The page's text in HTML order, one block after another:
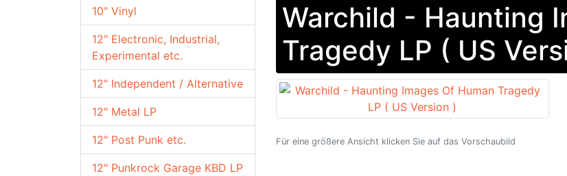
10" Vinyl
12" Electronic, Industrial,
Experimental etc.
12" Independent / Alternative
12" Metal LP
12" Post Punk etc.
12" Punkrock Garage KBD LP
Warchild - Haunting
Tragedy LP ( US
Für eine größere Ansicht klicken Sie auf das Vorschaubild